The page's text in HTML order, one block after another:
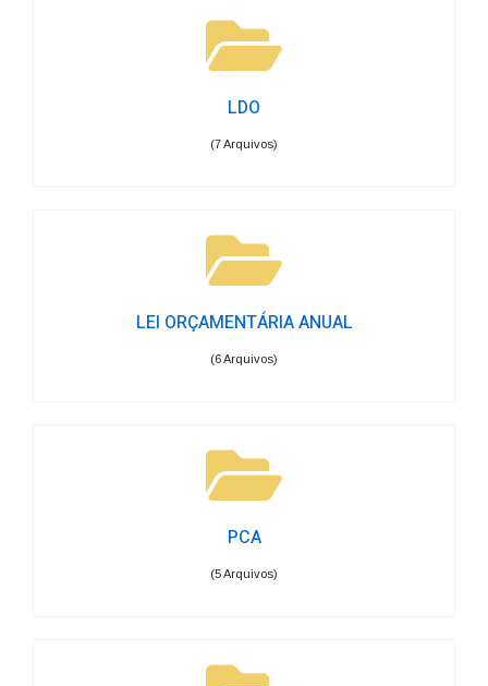
LDO
(7 Arquivos)
LEI ORÇAMENTÁRIA ANUAL
(6 Arquivos)
PCA
(5 Arquivos)